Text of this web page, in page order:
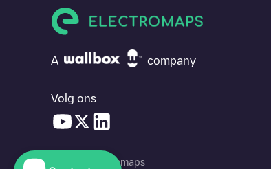
A company
Volg ons
© 2026 Electromaps